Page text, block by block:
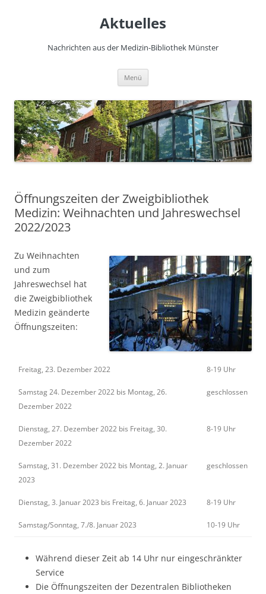
Aktuelles
Nachrichten aus der Medizin-Bibliothek Münster
Menü
Öffnungszeiten der Zweigbibliothek
Medizin: Weihnachten und Jahreswechsel
2022/2023
Zu Weihnachten
und zum
Jahreswechsel hat
die Zweigbibliothek
Medizin geänderte
Öffnungszeiten:
Freitag, 23. Dezember 2022 8-19 Uhr
Samstag 24. Dezember 2022 bis Montag, 26.
Dezember 2022
geschlossen
Dienstag, 27. Dezember 2022 bis Freitag, 30.
Dezember 2022
8-19 Uhr
Samstag, 31. Dezember 2022 bis Montag, 2. Januar
2023
geschlossen
Dienstag, 3. Januar 2023 bis Freitag, 6. Januar 2023 8-19 Uhr
Samstag/Sonntag, 7./8. Januar 2023 10-19 Uhr
Während dieser Zeit ab 14 Uhr nur eingeschränkter
Service
Die Öffnungszeiten der Dezentralen Bibliotheken